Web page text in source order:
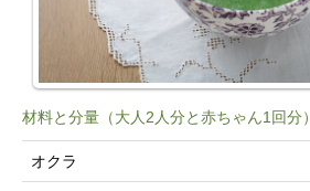
材料と分量（大人2人分と赤ちゃん1回分）
オクラ